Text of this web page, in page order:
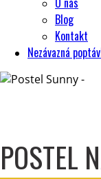
Blog
Kontakt
Nezávazná
POSTEL